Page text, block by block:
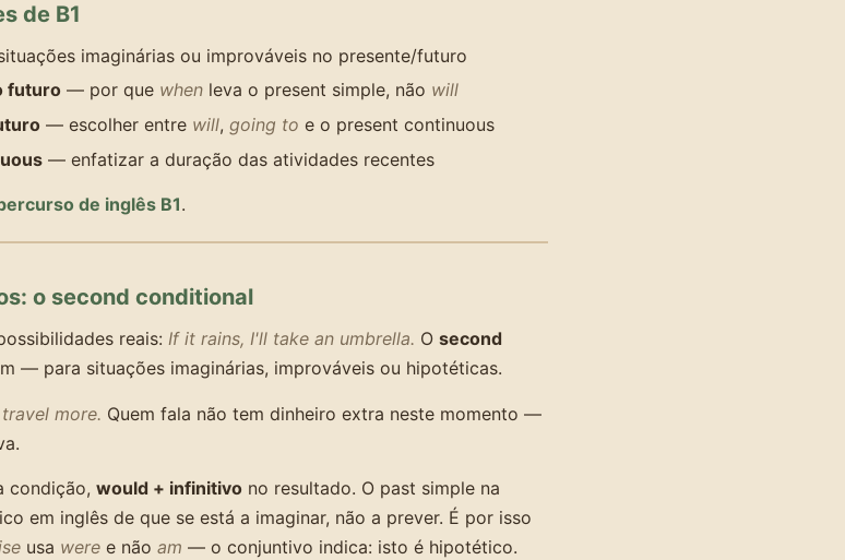
de B1
imaginárias ou improváveis no presente/futuro
futuro — por que when leva o present simple, não will
— escolher entre will, going to e o present continuous
— enfatizar a duração das atividades recentes
de inglês B1.
o second conditional
reais: If it rains, I'll take an umbrella. O second
— para situações imaginárias, improváveis ou hipotéticas.
more. Quem fala não tem dinheiro extra neste momento —
condição, would + infinitivo no resultado. O past simple na
em inglês de que se está a imaginar, não a prever. É por isso
usa were e não am — o conjuntivo indica: isto é hipotético.